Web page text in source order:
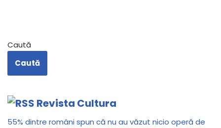
Caută
Caută
Revista Cultura
55% dintre români spun că nu au văzut nicio operă de